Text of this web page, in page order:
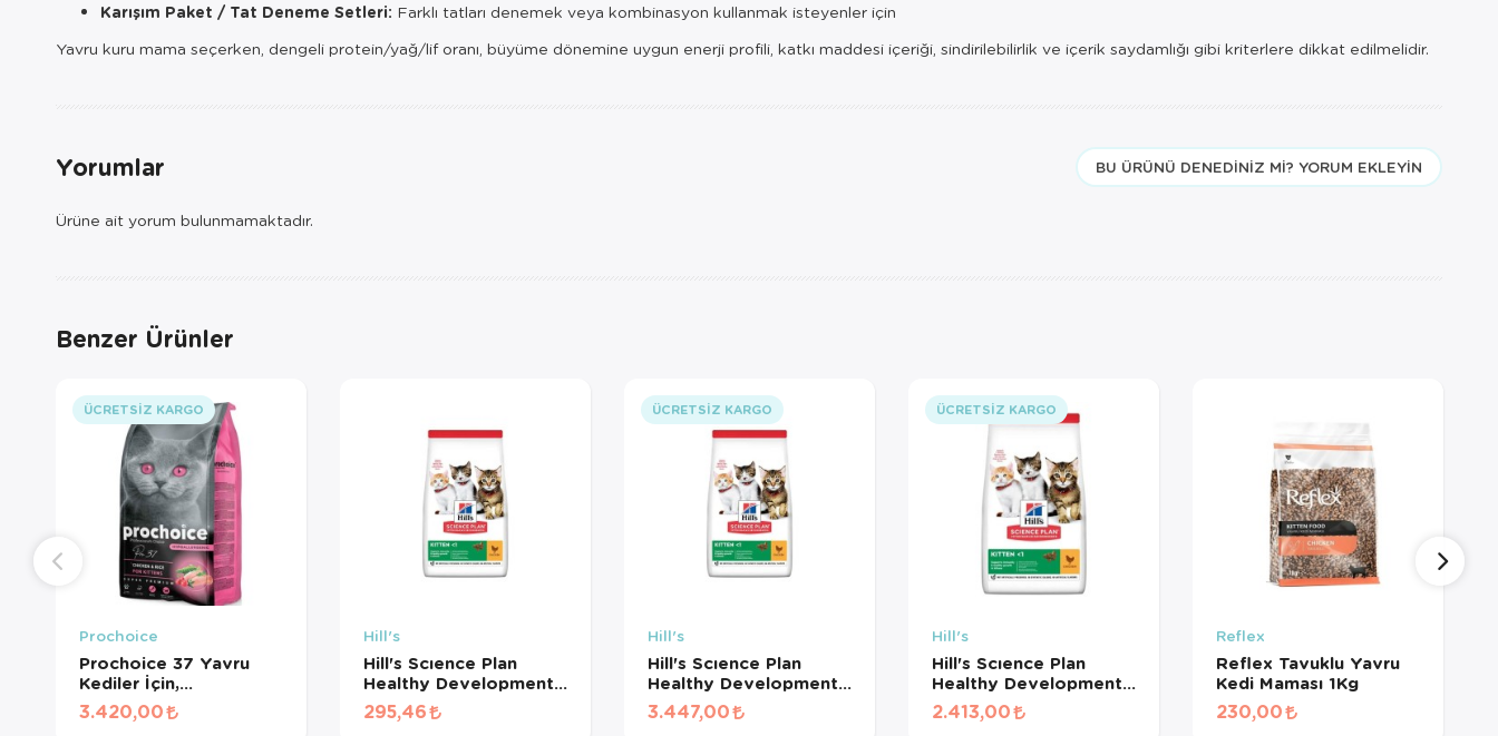
Karışım Paket / Tat Deneme Setleri: Farklı tatları denemek veya kombinasyon kullanmak isteyenler için
Yavru kuru mama seçerken, dengeli protein/yağ/lif oranı, büyüme dönemine uygun enerji profili, katkı maddesi içeriği, sindirilebilirlik ve içerik saydamlığı gibi kriterlere dikkat edilmelidir.
Yorumlar BU ÜRÜNÜ DENEDINIZ MI? YORUM EKLEYIN
Ürüne ait yorum bulunmamaktadır.
Benzer Ürünler
ÜCRETSIZ KARGO
Prochoice
Prochoice 37 Yavru
Kediler İçin,
Hipoalerjenik, Tavuk
Etli Ve Pirinçli Kuru
3.420,00
Hill's
Hill's Scıence Plan
Healthy Development
Tavuklu Yavru Kedi
Maması + HEDİYE! (500
295,46
ÜCRETSIZ KARGO
Hill's
Hill's Scıence Plan
Healthy Development
Tavuklu Yavru Kedi
Maması 5kg + 2kg
3.447,00
ÜCRETSIZ KARGO
Hill's
Hill's Scıence Plan
Healthy Development
Tavuklu Yavru Kedi
Maması 3 Kg
2.413,00
Reflex
Reflex Tavuklu Yavru
Kedi Maması 1Kg
230,00